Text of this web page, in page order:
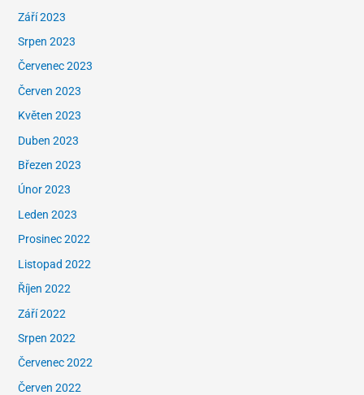
Září 2023
Srpen 2023
Červenec 2023
Červen 2023
Květen 2023
Duben 2023
Březen 2023
Únor 2023
Leden 2023
Prosinec 2022
Listopad 2022
Říjen 2022
Září 2022
Srpen 2022
Červenec 2022
Červen 2022